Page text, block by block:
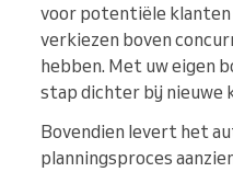
voor potentiële
verkiezen boven
hebben. Met uw eigen
stap dichter bij nieuwe
Bovendien levert het
planningsproces